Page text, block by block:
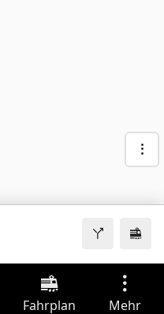
Fahrplan Mehr